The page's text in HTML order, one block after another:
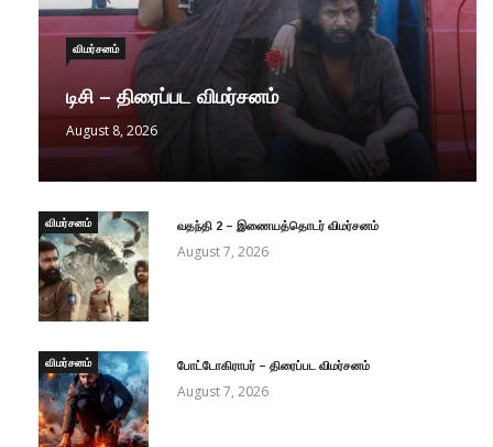
விமர்சனம்
டிசி – திரைப்பட விமர்சனம்
August 8, 2026
விமர்சனம் வதந்தி 2 – இணையத்தொடர் விமர்சனம்
August 7, 2026
விமர்சனம் போட்டோகிராபர் – திரைப்பட விமர்சனம்
August 7, 2026